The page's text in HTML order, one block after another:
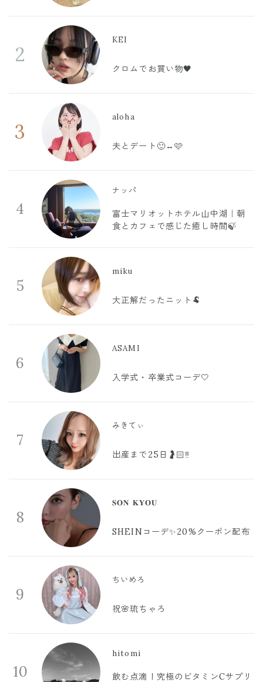
2
KEI
クロムでお買い物🖤
3
aloha
夫とデート🙂‍↔️🩷
4
ナッパ
富士マリオットホテル山中湖｜朝
食とカフェで感じた癒し時間🍃
5
miku
大正解だったニット🐏
6
ASAMI
入学式・卒業式コーデ🤍
7
みきてぃ
出産まで25日🤰🏻‼️
8
𝐒𝐎𝐍 𝐊𝐘𝐎𝐔
SHEINコーデ✨20%クーポン配布
9
ちいめろ
祝🌸琉ちゃろ
10
hitomi
飲む点滴！究極のビタミンCサプリ